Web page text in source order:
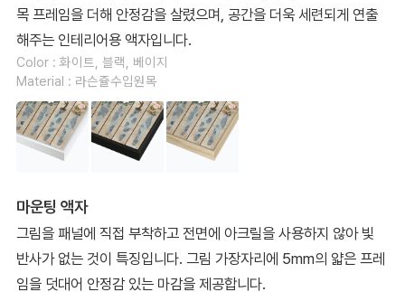
목 프레임을 더해 안정감을 살렸으며, 공간을 더욱 세련되게 연출
해주는 인테리어용 액자입니다.
Color : 화이트, 블랙, 베이지
Material : 라슨쥴수입원목
마운팅 액자
그림을 패널에 직접 부착하고 전면에 아크릴을 사용하지 않아 빛
반사가 없는 것이 특징입니다. 그림 가장자리에 5mm의 얇은 프레
임을 덧대어 안정감 있는 마감을 제공합니다.